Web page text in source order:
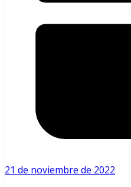
21 de noviembre de 2022